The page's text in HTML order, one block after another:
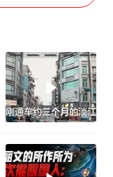
女子利用漏洞0元薅走3000多件家电
贵州轮胎子公司获美国退税8136万
东方甄选被判赔偿江小白30万元
挑大梁